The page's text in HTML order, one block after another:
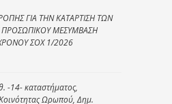
ΓΙΑ ΤΗΝ ΚΑΤΑΡΤΙΣΗ ΤΩΝ
ΜΕΣΥΜΒΑΣΗ
ΣΟΧ 1/2026
-14- καταστήματος,
Ωρωπού, Δημ.